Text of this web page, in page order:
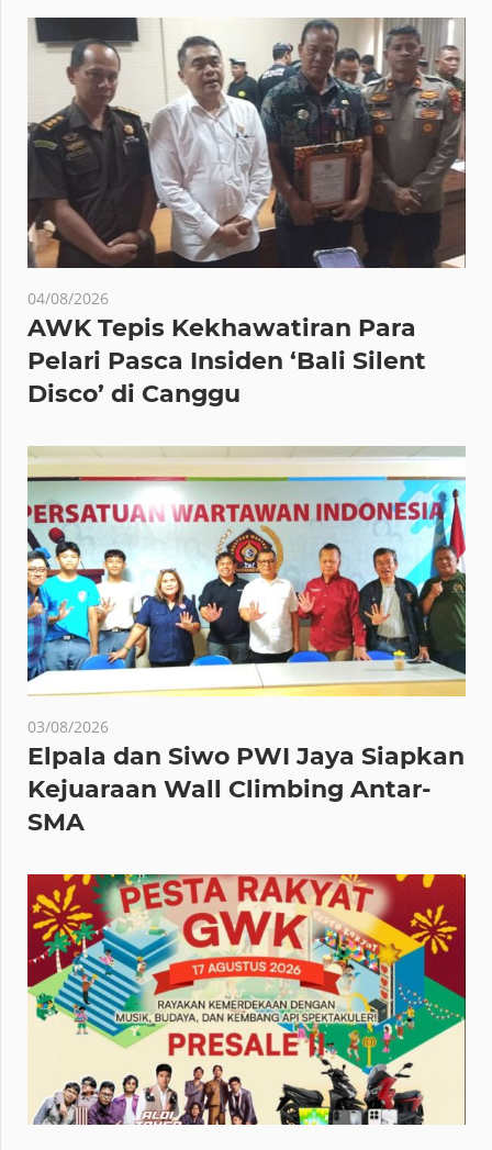
04/08/2026
AWK Tepis Kekhawatiran Para
Pelari Pasca Insiden ‘Bali Silent
Disco’ di Canggu
03/08/2026
Elpala dan Siwo PWI Jaya Siapkan
Kejuaraan Wall Climbing Antar-
SMA